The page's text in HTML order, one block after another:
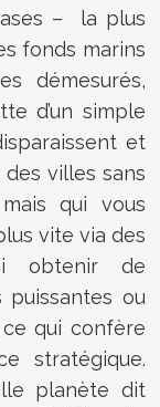
–
la plus
fonds marins
démesurés,
d’un simple
et
villes sans
qui vous
vite via des
obtenir de
ou
ce qui confère
stratégique.
planète dit